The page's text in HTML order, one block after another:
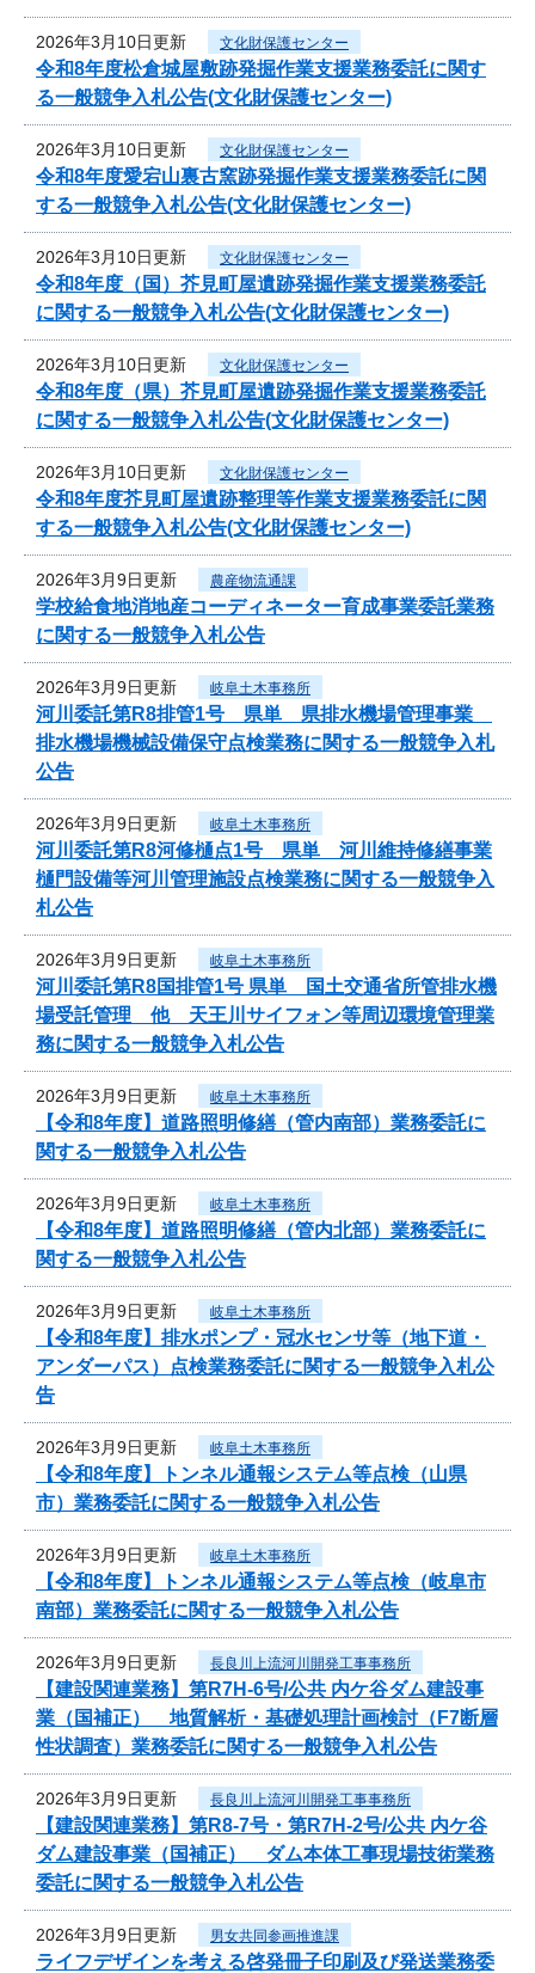
2026年3月10日更新 文化財保護センター
令和8年度松倉城屋敷跡発掘作業支援業務委託に関す
る一般競争入札公告(文化財保護センター)
2026年3月10日更新 文化財保護センター
令和8年度愛宕山裏古窯跡発掘作業支援業務委託に関
する一般競争入札公告(文化財保護センター)
2026年3月10日更新 文化財保護センター
令和8年度（国）芥見町屋遺跡発掘作業支援業務委託
に関する一般競争入札公告(文化財保護センター)
2026年3月10日更新 文化財保護センター
令和8年度（県）芥見町屋遺跡発掘作業支援業務委託
に関する一般競争入札公告(文化財保護センター)
2026年3月10日更新 文化財保護センター
令和8年度芥見町屋遺跡整理等作業支援業務委託に関
する一般競争入札公告(文化財保護センター)
2026年3月9日更新 農産物流通課
学校給食地消地産コーディネーター育成事業委託業務
に関する一般競争入札公告
2026年3月9日更新 岐阜土木事務所
河川委託第R8排管1号 県単 県排水機場管理事業
排水機場機械設備保守点検業務に関する一般競争入札
公告
2026年3月9日更新 岐阜土木事務所
河川委託第R8河修樋点1号 県単 河川維持修繕事業
樋門設備等河川管理施設点検業務に関する一般競争入
札公告
2026年3月9日更新 岐阜土木事務所
河川委託第R8国排管1号 県単 国土交通省所管排水機
場受託管理 他 天王川サイフォン等周辺環境管理業
務に関する一般競争入札公告
2026年3月9日更新 岐阜土木事務所
【令和8年度】道路照明修繕（管内南部）業務委託に
関する一般競争入札公告
2026年3月9日更新 岐阜土木事務所
【令和8年度】道路照明修繕（管内北部）業務委託に
関する一般競争入札公告
2026年3月9日更新 岐阜土木事務所
【令和8年度】排水ポンプ・冠水センサ等（地下道・
アンダーパス）点検業務委託に関する一般競争入札公
告
2026年3月9日更新 岐阜土木事務所
【令和8年度】トンネル通報システム等点検（山県
市）業務委託に関する一般競争入札公告
2026年3月9日更新 岐阜土木事務所
【令和8年度】トンネル通報システム等点検（岐阜市
南部）業務委託に関する一般競争入札公告
2026年3月9日更新 長良川上流河川開発工事事務所
【建設関連業務】第R7H-6号/公共 内ケ谷ダム建設事
業（国補正） 地質解析・基礎処理計画検討（F7断層
性状調査）業務委託に関する一般競争入札公告
2026年3月9日更新 長良川上流河川開発工事事務所
【建設関連業務】第R8-7号・第R7H-2号/公共 内ケ谷
ダム建設事業（国補正） ダム本体工事現場技術業務
委託に関する一般競争入札公告
2026年3月9日更新 男女共同参画推進課
ライフデザインを考える啓発冊子印刷及び発送業務委